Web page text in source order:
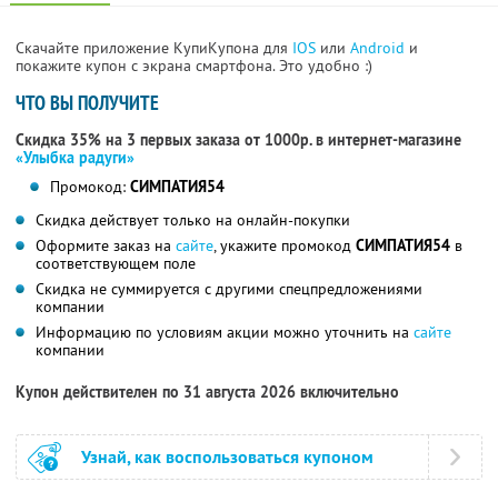
Скачайте приложение КупиКупона для IOS или Android и
покажите купон с экрана смартфона. Это удобно :)
ЧТО ВЫ ПОЛУЧИТЕ
Скидка 35% на 3 первых заказа от 1000р. в интернет-магазине
«Улыбка радуги»
Промокод: СИМПАТИЯ54
Скидка действует только на онлайн-покупки
Оформите заказ на сайте, укажите промокод СИМПАТИЯ54 в
соответствующем поле
Скидка не суммируется с другими спецпредложениями
компании
Информацию по условиям акции можно уточнить на сайте
компании
Купон действителен по 31 августа 2026 включительно
Узнай, как воспользоваться купоном